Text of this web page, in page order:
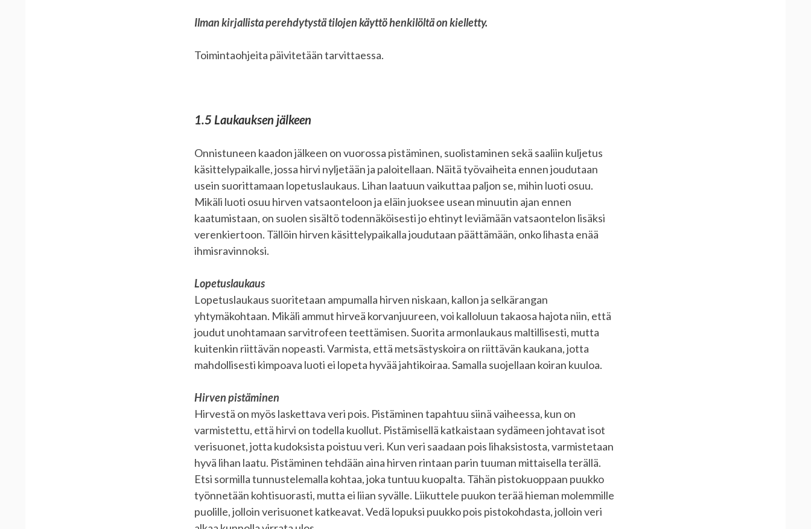
Ilman kirjallista perehdytystä tilojen käyttö henkilöltä on kielletty.
Toimintaohjeita päivitetään tarvittaessa.
1.5 Laukauksen jälkeen
Onnistuneen kaadon jälkeen on vuorossa pistäminen, suolistaminen sekä saaliin kuljetus
käsittelypaikalle, jossa hirvi nyljetään ja paloitellaan. Näitä työvaiheita ennen joudutaan
usein suorittamaan lopetuslaukaus. Lihan laatuun vaikuttaa paljon se, mihin luoti osuu.
Mikäli luoti osuu hirven vatsaonteloon ja eläin juoksee usean minuutin ajan ennen
kaatumistaan, on suolen sisältö todennäköisesti jo ehtinyt leviämään vatsaontelon lisäksi
verenkiertoon. Tällöin hirven käsittelypaikalla joudutaan päättämään, onko lihasta enää
ihmisravinnoksi.
Lopetuslaukaus
Lopetuslaukaus suoritetaan ampumalla hirven niskaan, kallon ja selkärangan
yhtymäkohtaan. Mikäli ammut hirveä korvanjuureen, voi kalloluun takaosa hajota niin, että
joudut unohtamaan sarvitrofeen teettämisen. Suorita armonlaukaus maltillisesti, mutta
kuitenkin riittävän nopeasti. Varmista, että metsästyskoira on riittävän kaukana, jotta
mahdollisesti kimpoava luoti ei lopeta hyvää jahtikoiraa. Samalla suojellaan koiran kuuloa.
Hirven pistäminen
Hirvestä on myös laskettava veri pois. Pistäminen tapahtuu siinä vaiheessa, kun on
varmistettu, että hirvi on todella kuollut. Pistämisellä katkaistaan sydämeen johtavat isot
verisuonet, jotta kudoksista poistuu veri. Kun veri saadaan pois lihaksistosta, varmistetaan
hyvä lihan laatu. Pistäminen tehdään aina hirven rintaan parin tuuman mittaisella terällä.
Etsi sormilla tunnustelemalla kohtaa, joka tuntuu kuopalta. Tähän pistokuoppaan puukko
työnnetään kohtisuorasti, mutta ei liian syvälle. Liikuttele puukon terää hieman molemmille
puolille, jolloin verisuonet katkeavat. Vedä lopuksi puukko pois pistokohdasta, jolloin veri